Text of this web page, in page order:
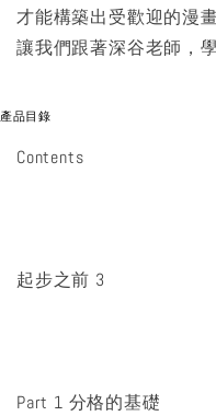
才能構築出受歡迎的漫
讓我們跟著深谷老師，
產品目錄
Contents
起步之前 3
Part 1 分格的基礎